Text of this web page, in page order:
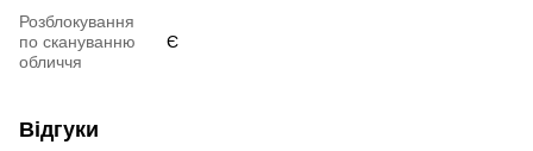
Розблокування
по скануванню
обличчя
Є
Відгуки